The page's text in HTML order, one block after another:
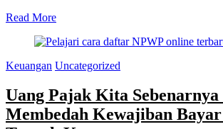
Read More
Categories
Keuangan Uncategorized
Uang Pajak Kita Sebenarnya
Membedah Kewajiban